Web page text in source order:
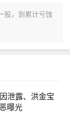
，到累计亏蚀
泄露、洪金宝
曝光